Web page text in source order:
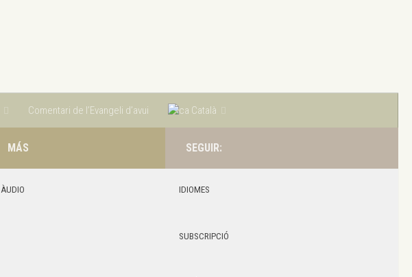
Comentari de l’Evangeli d’avui Català
SEGUIR:
IDIOMES
SUBSCRIPCIÓ
MÁS
ÀUDIO